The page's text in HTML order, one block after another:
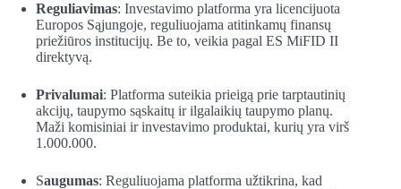
Reguliavimas: Investavimo platforma yra licencijuota
Europos Sąjungoje, reguliuojama atitinkamų finansų
priežiūros institucijų. Be to, veikia pagal ES MiFID II
direktyvą.
Privalumai: Platforma suteikia prieigą prie tarptautinių
akcijų, taupymo sąskaitų ir ilgalaikių taupymo planų.
Maži komisiniai ir investavimo produktai, kurių yra virš
1.000.000.
Saugumas: Reguliuojama platforma užtikrina, kad